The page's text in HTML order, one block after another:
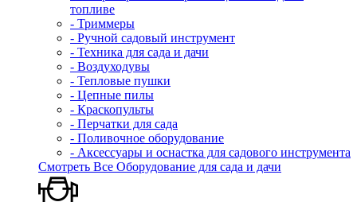
топливе
- Триммеры
- Ручной садовый инструмент
- Техника для сада и дачи
- Воздуходувы
- Тепловые пушки
- Цепные пилы
- Краскопульты
- Перчатки для сада
- Поливочное оборудование
- Аксессуары и оснастка для садового инструмента
Смотреть Все Оборудование для сада и дачи